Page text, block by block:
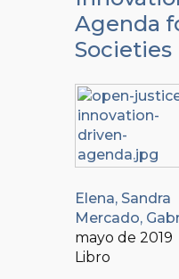
Agenda
Societies
Elena, Sandra
Mercado,
mayo de 2019
Libro